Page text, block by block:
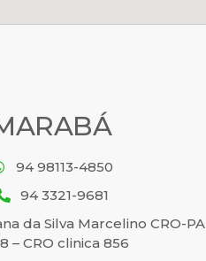
94 98113-4850
94 3321-9681
da Silva Marcelino CRO-PA
– CRO clinica 856